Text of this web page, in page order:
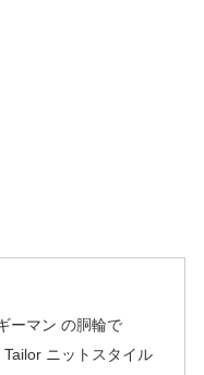
ーマン の胴輪で
ニットスタイル